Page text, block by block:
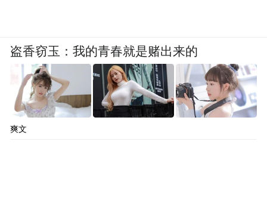
盗香窃玉：我的青春就是赌出来的
爽文